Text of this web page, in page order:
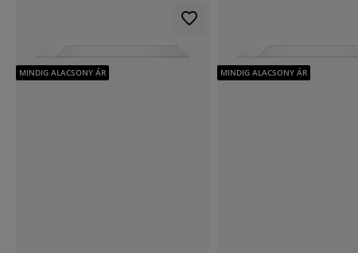
MINDIG ALACSONY ÁR MINDIG ALACSONY ÁR